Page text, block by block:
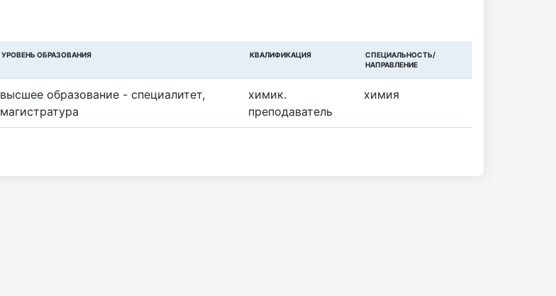
УРОВЕНЬ ОБРАЗОВАНИЯ КВАЛИФИКАЦИЯ
СПЕЦИАЛЬНОСТЬ/
НАПРАВЛЕНИЕ
высшее образование - специалитет,
магистратура
химик.
преподаватель
химия